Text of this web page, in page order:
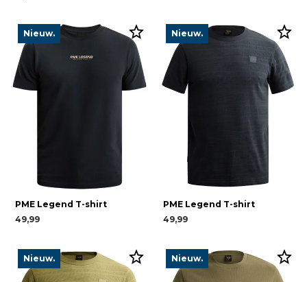
Nieuw.
PME Legend T-shirt
49,99
Nieuw.
PME Legend T-shirt
49,99
Nieuw. Nieuw.